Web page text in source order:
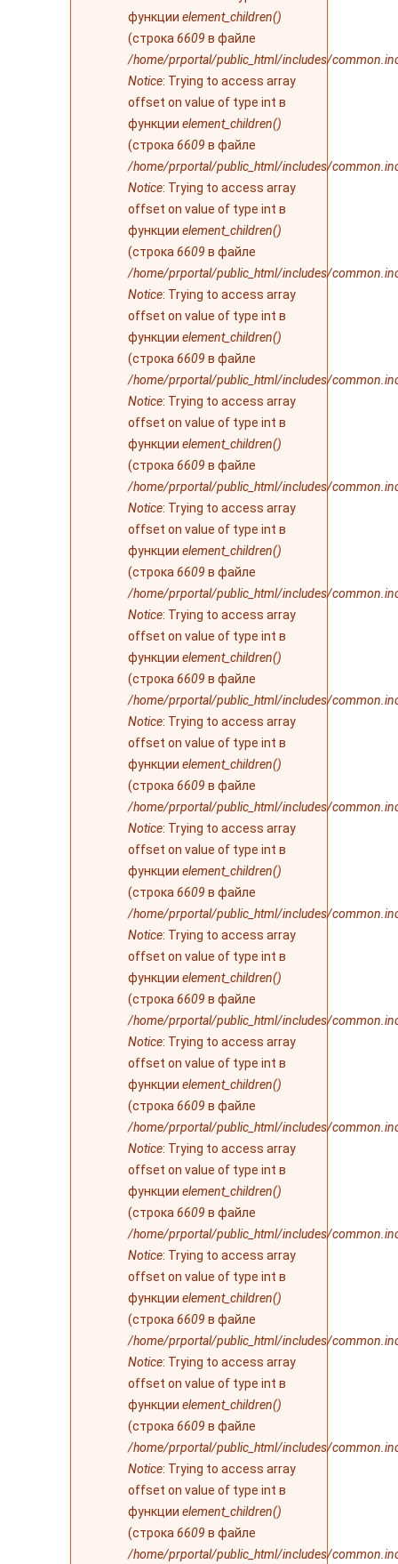
функции element_children()
(строка 6609 в файле
/home/prportal/public_html/includes/
Notice: Trying to access array
offset on value of type int в
функции element_children()
(строка 6609 в файле
/home/prportal/public_html/includes/
Notice: Trying to access array
offset on value of type int в
функции element_children()
(строка 6609 в файле
/home/prportal/public_html/includes/
Notice: Trying to access array
offset on value of type int в
функции element_children()
(строка 6609 в файле
/home/prportal/public_html/includes/
Notice: Trying to access array
offset on value of type int в
функции element_children()
(строка 6609 в файле
/home/prportal/public_html/includes/
Notice: Trying to access array
offset on value of type int в
функции element_children()
(строка 6609 в файле
/home/prportal/public_html/includes/
Notice: Trying to access array
offset on value of type int в
функции element_children()
(строка 6609 в файле
/home/prportal/public_html/includes/
Notice: Trying to access array
offset on value of type int в
функции element_children()
(строка 6609 в файле
/home/prportal/public_html/includes/
Notice: Trying to access array
offset on value of type int в
функции element_children()
(строка 6609 в файле
/home/prportal/public_html/includes/
Notice: Trying to access array
offset on value of type int в
функции element_children()
(строка 6609 в файле
/home/prportal/public_html/includes/
Notice: Trying to access array
offset on value of type int в
функции element_children()
(строка 6609 в файле
/home/prportal/public_html/includes/
Notice: Trying to access array
offset on value of type int в
функции element_children()
(строка 6609 в файле
/home/prportal/public_html/includes/
Notice: Trying to access array
offset on value of type int в
функции element_children()
(строка 6609 в файле
/home/prportal/public_html/includes/
Notice: Trying to access array
offset on value of type int в
функции element_children()
(строка 6609 в файле
/home/prportal/public_html/includes/
Notice: Trying to access array
offset on value of type int в
функции element_children()
(строка 6609 в файле
/home/prportal/public_html/includes/